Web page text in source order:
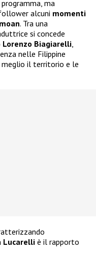
ma
alcuni momenti
. Tra una
si concede
Lorenzo Biagiarelli,
nelle Filippine
meglio il territorio e le
Lucarelliè il rapporto